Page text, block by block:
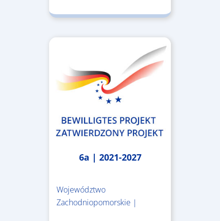
6a | 2021-2027
Województwo
Zachodniopomorskie |